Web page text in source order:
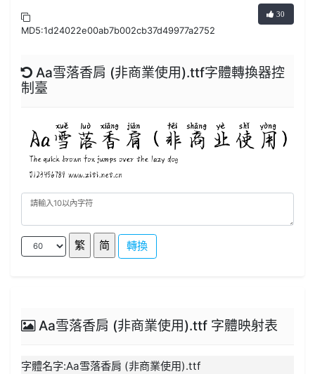
MD5:1d24022e00ab7b002cb37d49977a2752
30
Aa雪落香肩 (非商業使用).ttf字體轉換器控
制臺
轉換
Aa雪落香肩 (非商業使用).ttf 字體映射表
字體名字:Aa雪落香肩 (非商業使用).ttf